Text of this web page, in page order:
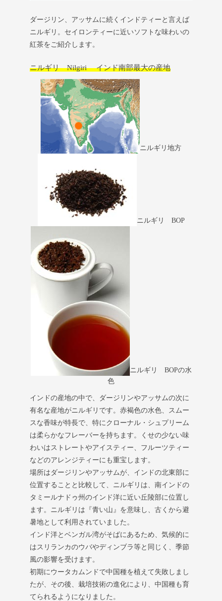
ダージリン、アッサムに続くインドティーと言えば
ニルギリ。セイロンティーに近いソフトな味わいの
紅茶をご紹介します。
ニルギリ Nilgiri インド南部最大の産地
ニルギリ地方
ニルギリ BOP
ニルギリ BOPの水
色
インドの産地の中で、ダージリンやアッサムの次に
有名な産地がニルギリです。赤褐色の水色、スムー
スな香味が特長で、特にクローナル・シュプリーム
は柔らかなフレーバーを持ちます。くせの少ない味
わいはストレートやアイスティー、フルーツティー
などのアレンジティーにも重宝します。
場所はダージリンやアッサムが、インドの北東部に
位置することと比較して、ニルギリは、南インドの
タミールナドゥ州のインド洋に近い丘陵部に位置し
ます。ニルギリは『青い山』を意味し、古くから避
暑地として利用されていました。
インド洋とベンガル湾がそばにあるため、気候的に
はスリランカのウバやディンブラ等と同じく、季節
風の影響を受けます。
初期にウータカムンドで中国種を植えて失敗しまし
たが、その後、栽培技術の進化により、中国種も育
てられるようになりました。